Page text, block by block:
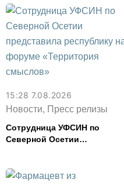
15:28 7.08.2026
Новости, Пресс релизы
Сотрудница УФСИН по
Северной Осетии
смыслов»